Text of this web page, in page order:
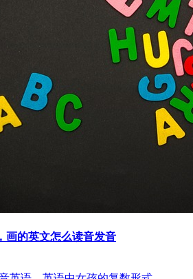
画的英文怎么读音发音